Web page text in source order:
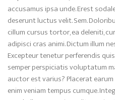
accusamus ipsa unde. Erest
deserunt luctus velit. Sem.
cillum cursus tortor, ea deleniti,
adipisci cras animi. Dictum illum
Excepteur tenetur perferendis
semper perspiciatis voluptatum
auctor est varius? Placerat
enim veniam tempus cumque.